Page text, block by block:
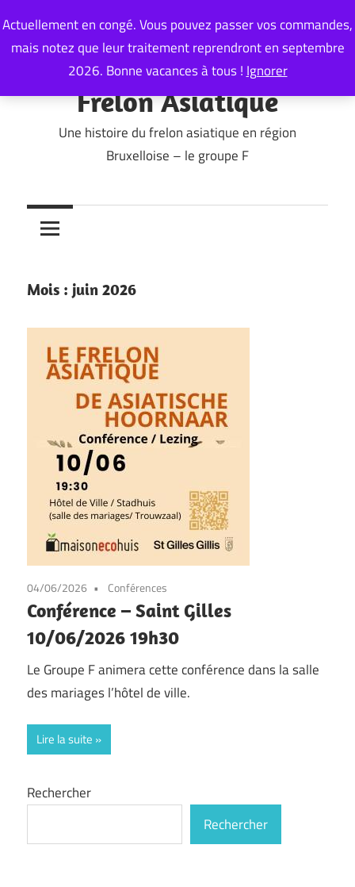
Actuellement en congé. Vous pouvez passer vos commandes,
mais notez que leur traitement reprendront en septembre
2026. Bonne vacances à tous ! Ignorer
to
content
Frelon Asiatique
Une histoire du frelon asiatique en région
Bruxelloise – le groupe F
Mois : juin 2026
04/06/2026 Conférences
Conférence – Saint Gilles
10/06/2026 19h30
Le Groupe F animera cette conférence dans la salle
des mariages l’hôtel de ville.
Lire la suite
Rechercher
Rechercher